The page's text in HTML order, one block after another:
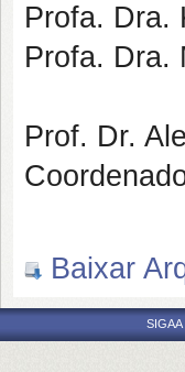
Profa. Dra.
Profa. Dra.
Prof. Dr.
Baixar